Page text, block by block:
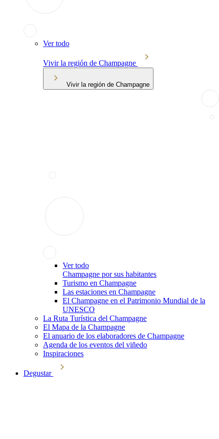
Ver todo
Vivir la región de Champagne
Vivir la región de Champagne
Ver todo
Champagne por sus habitantes
Turismo en Champagne
Las estaciones en Champagne
El Champagne en el Patrimonio Mundial de la
UNESCO
La Ruta Turística del Champagne
El Mapa de la Champagne
El anuario de los elaboradores de Champagne
Agenda de los eventos del viñedo
Inspiraciones
Degustar